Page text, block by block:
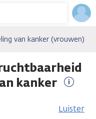
van kanker (vrouwen)
kanker
Luister